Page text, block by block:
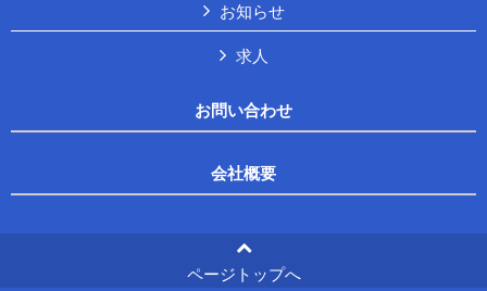
お知らせ
求人
お問い合わせ
会社概要
ページトップへ